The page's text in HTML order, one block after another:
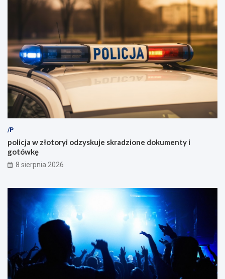
/P
policja w złotoryi odzyskuje skradzione dokumenty i
gotówkę
8 sierpnia 2026